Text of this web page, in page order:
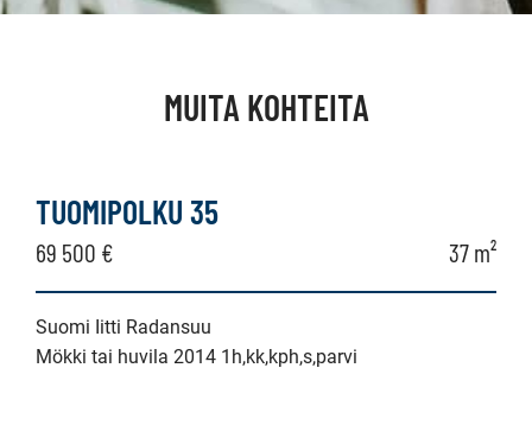
MUITA KOHTEITA
TUOMIPOLKU 35
69 500 € 37 m²
Suomi Iitti Radansuu
Mökki tai huvila 2014 1h,kk,kph,s,parvi